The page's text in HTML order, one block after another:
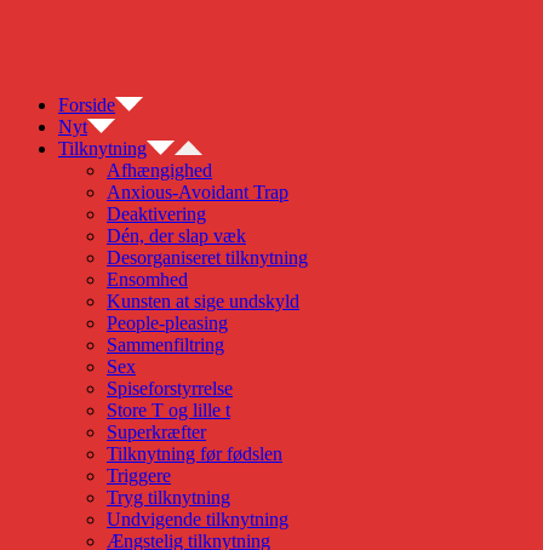
Forside
Nyt
Tilknytning
Afhængighed
Anxious-Avoidant Trap
Deaktivering
Dén, der slap væk
Desorganiseret tilknytning
Ensomhed
Kunsten at sige undskyld
People-pleasing
Sammenfiltring
Sex
Spiseforstyrrelse
Store T og lille t
Superkræfter
Tilknytning før fødslen
Triggere
Tryg tilknytning
Undvigende tilknytning
Ængstelig tilknytning